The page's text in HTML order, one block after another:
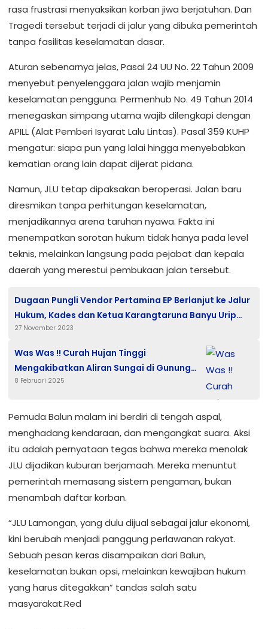
rasa frustrasi menyaksikan korban jiwa berjatuhan. Dan
Tragedi tersebut terjadi di jalur yang dibuka pemerintah
tanpa fasilitas keselamatan dasar.
Aturan sebenarnya jelas, Pasal 24 UU No. 22 Tahun 2009
menyebut penyelenggara jalan wajib menjamin
keselamatan pengguna. Permenhub No. 49 Tahun 2014
menegaskan simpang utama wajib dilengkapi dengan
APILL (Alat Pemberi Isyarat Lalu Lintas). Pasal 359 KUHP
mengatur: siapa pun yang lalai hingga menyebabkan
kematian orang lain dapat dijerat pidana.
Namun, JLU tetap dipaksakan beroperasi. Jalan baru
diresmikan tanpa perhitungan keselamatan,
menjadikannya arena taruhan nyawa. Fakta ini
menempatkan sorotan hukum tidak hanya pada level
teknis, melainkan langsung pada pejabat dan kepala
daerah yang merestui pembukaan jalan tersebut.
Dugaan Pungli Vendor Pertamina EP Berlanjut ke Jalur
Hukum, Kades dan Ketua Karangtaruna Banyu Urip
Gusar
27 November 2023
Was Was !! Curah Hujan Tinggi
Mengakibatkan Aliran Sungai di Gunung
Terang Meluap Hingga Masuk Kerumah
8 Februari 2025
Pemuda Balun malam ini berdiri di tengah aspal,
menghadang kendaraan, dan mengangkat suara. Aksi
itu adalah pernyataan tegas bahwa mereka menolak
JLU dijadikan kuburan berjamaah. Mereka menuntut
pemerintah memasang sistem pengaman, bukan
menambah daftar korban.
“JLU Lamongan, yang dulu dijual sebagai jalur ekonomi,
kini berubah menjadi panggung perlawanan rakyat.
Sebuah pesan keras disampaikan dari Balun,
keselamatan bukan opsi, melainkan kewajiban hukum
yang harus ditegakkan” tandas salah satu
masyarakat.Red